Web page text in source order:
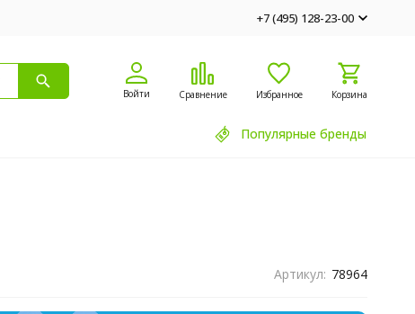
+7 (495) 128-23-00
Войти Сравнение Избранное Корзина
Популярные бренды
Артикул: 78964